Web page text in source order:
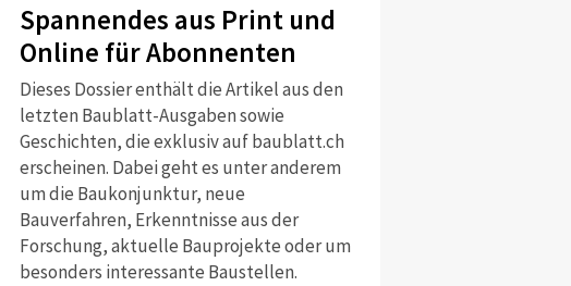
Spannendes aus Print und
Online für Abonnenten
Dieses Dossier enthält die Artikel aus den
letzten Baublatt-Ausgaben sowie
Geschichten, die exklusiv auf baublatt.ch
erscheinen. Dabei geht es unter anderem
um die Baukonjunktur, neue
Bauverfahren, Erkenntnisse aus der
Forschung, aktuelle Bauprojekte oder um
besonders interessante Baustellen.